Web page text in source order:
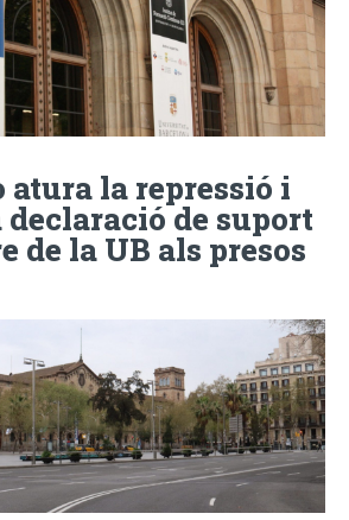
atura la repressió i
declaració de suport
de la UB als presos